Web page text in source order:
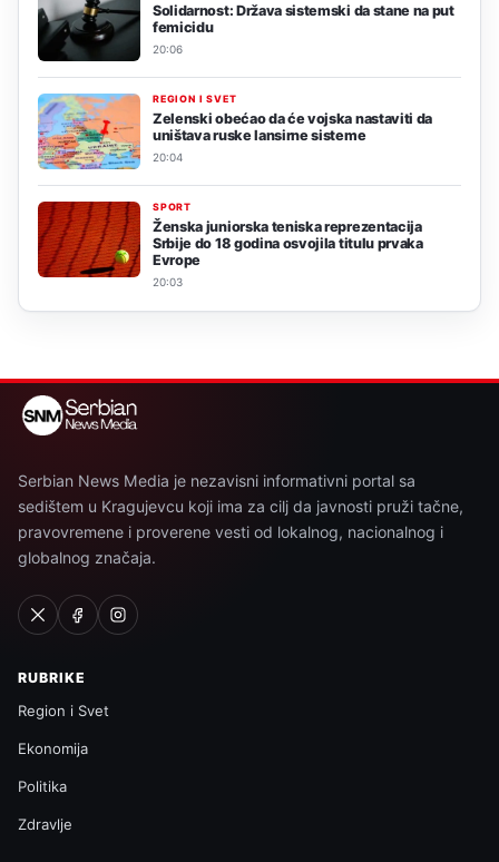
Solidarnost: Država sistemski da stane na put
femicidu
20:06
REGION I SVET
Zelenski obećao da će vojska nastaviti da
uništava ruske lansirne sisteme
20:04
SPORT
Ženska juniorska teniska reprezentacija
Srbije do 18 godina osvojila titulu prvaka
Evrope
20:03
Serbian News Media je nezavisni informativni portal sa
sedištem u Kragujevcu koji ima za cilj da javnosti pruži tačne,
pravovremene i proverene vesti od lokalnog, nacionalnog i
globalnog značaja.
RUBRIKE
Region i Svet
Ekonomija
Politika
Zdravlje